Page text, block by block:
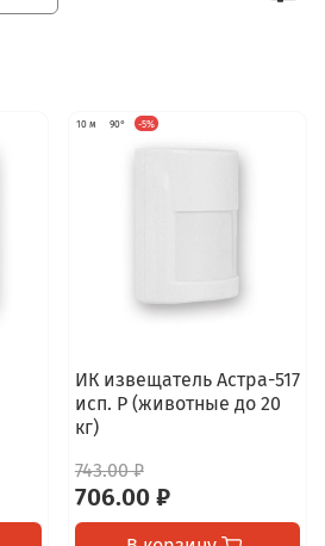
10 м 90° -5%
ИК извещатель Астра-517
исп. Р (животные до 20
кг)
743.00 ₽
706.00 ₽